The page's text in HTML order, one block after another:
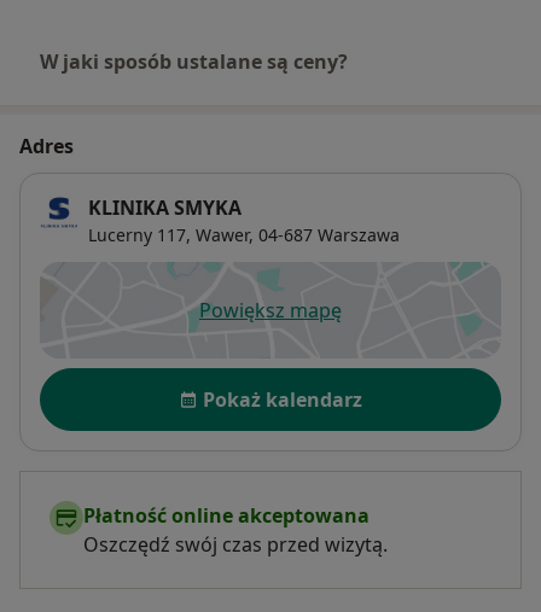
W jaki sposób ustalane są ceny?
Adres
KLINIKA SMYKA
Lucerny 117, Wawer, 04-687 Warszawa
Powiększ mapęotwiera się w nowej karcie
Dostępność
Pokaż kalendarz
Płatność online akceptowana
Oszczędź swój czas przed wizytą.